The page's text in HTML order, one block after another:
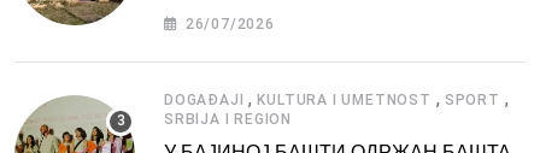
СРБИЈЕ
26/07/2026
DOGAĐAJI ,KULTURA I UMETNOST , SPORT ,
SRBIJA I REGION